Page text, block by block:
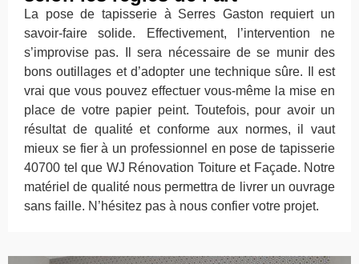
La pose de tapisserie à Serres Gaston requiert un
savoir-faire solide. Effectivement, l’intervention ne
s’improvise pas. Il sera nécessaire de se munir des
bons outillages et d’adopter une technique sûre. Il est
vrai que vous pouvez effectuer vous-même la mise en
place de votre papier peint. Toutefois, pour avoir un
résultat de qualité et conforme aux normes, il vaut
mieux se fier à un professionnel en pose de tapisserie
40700 tel que WJ Rénovation Toiture et Façade. Notre
matériel de qualité nous permettra de livrer un ouvrage
sans faille. N’hésitez pas à nous confier votre projet.